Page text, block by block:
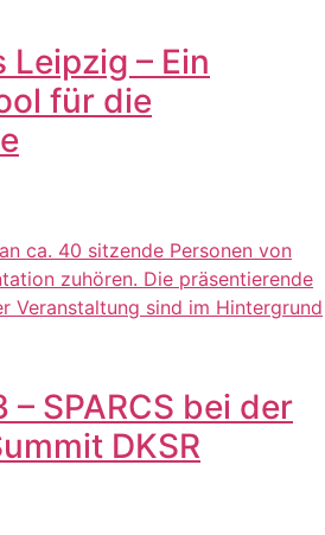
– Ein
für die
SPARCS bei der
DKSR